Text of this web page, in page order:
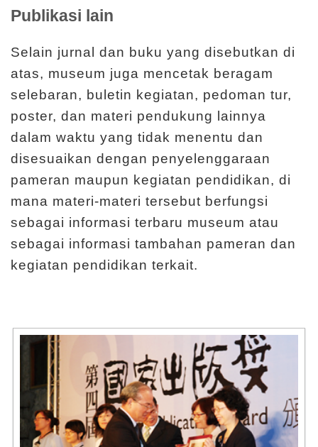
Publikasi lain
Selain jurnal dan buku yang disebutkan di
atas, museum juga mencetak beragam
selebaran, buletin kegiatan, pedoman tur,
poster, dan materi pendukung lainnya
dalam waktu yang tidak menentu dan
disesuaikan dengan penyelenggaraan
pameran maupun kegiatan pendidikan, di
mana materi-materi tersebut berfungsi
sebagai informasi terbaru museum atau
sebagai informasi tambahan pameran dan
kegiatan pendidikan terkait.